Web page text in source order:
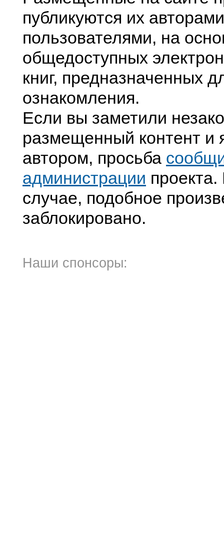
публикуются их
пользователями, на
общедоступных
книг, предназначенных
ознакомления.
Если вы заметили
размещенный контент и
автором, просьба
администрации
случае, подобное
заблокировано.
Наши спонсоры: